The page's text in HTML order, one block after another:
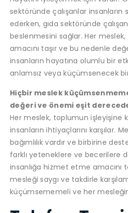
sektöründe çalışanlar insanların
ederken, gıda sektöründe
beslenmesini sağlar. Her
amacını taşır ve bu nedenle
insanların hayatına olumlu bir
anlamsız veya küçümsenecek
Hiçbir meslek
değeri ve önemi eşit
Her meslek, toplumun işleyişine
insanların ihtiyaçlarını karşılar.
bağımlılık vardır ve birbirine
farklı yeteneklere ve becerilere
insanlığa hizmet etme amacını
mesleği saygı ve takdirle
küçümsememeli ve her